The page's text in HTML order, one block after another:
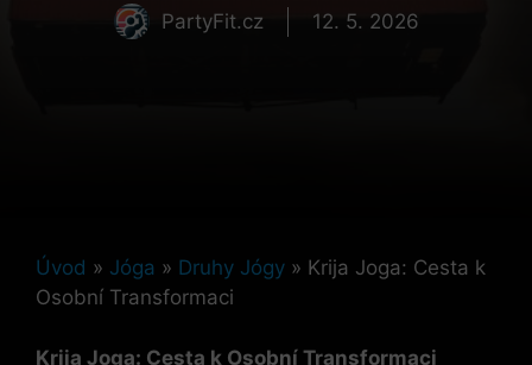
PartyFit.cz 12. 5. 2026
Úvod » Jóga » Druhy Jógy » Krija Joga: Cesta k
Osobní Transformaci
Krija Joga: Cesta k Osobní Transformaci